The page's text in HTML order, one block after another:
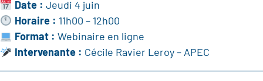
Date : Jeudi 4 juin
Horaire : 11h00 – 12h00
Format : Webinaire en ligne
Intervenante : Cécile Ravier Leroy – APEC